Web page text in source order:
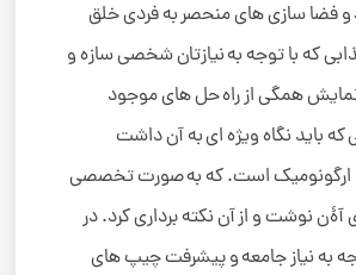
و فضا سازی های منحصر به فردی خلق
که با توجه به نیازتان شخصی سازه و
همگی از راه حل های موجود
باید نگاه ویژه ای به آن داشت
و ارگونومیک است. که به صورت تخصصی
آۀن نوشت و از آن نکته برداری کرد. در
به نیاز جامعه و پیشرفت چیپ های